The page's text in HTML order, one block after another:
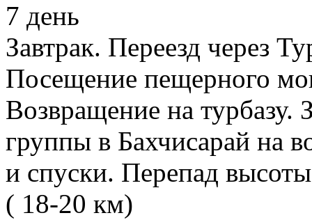
7 день
Завтрак. Переезд через
Посещение пещерного
Возвращение на турбазу.
группы в Бахчисарай на
и спуски. Перепад
( 18-20 км)